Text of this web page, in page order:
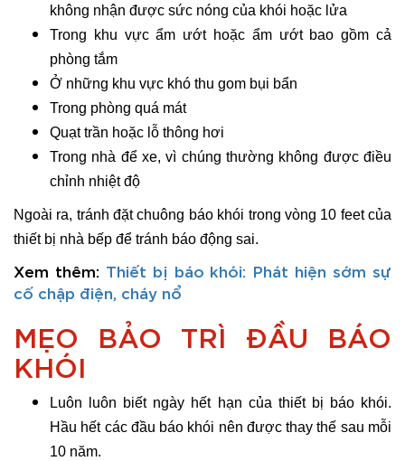
không nhận được sức nóng của khói hoặc lửa
Trong khu vực ẩm ướt hoặc ẩm ướt bao gồm cả
phòng tắm
Ở những khu vực khó thu gom bụi bẩn
Trong phòng quá mát
Quạt trần hoặc lỗ thông hơi
Trong nhà để xe, vì chúng thường không được điều
chỉnh nhiệt độ
Ngoài ra, tránh đặt chuông báo khói trong vòng 10 feet của
thiết bị nhà bếp để tránh báo động sai.
Xem thêm: Thiết bị báo khói: Phát hiện sớm sự
cố chập điện, cháy nổ
MẸO BẢO TRÌ ĐẦU BÁO
KHÓI
Luôn luôn biết ngày hết hạn của thiết bị báo khói.
Hầu hết các đầu báo khói nên được thay thế sau mỗi
10 năm.